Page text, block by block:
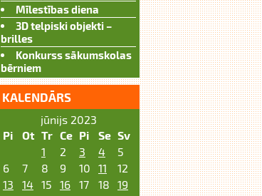
Mīlestības diena
3D telpiski objekti –
brilles
Konkurss sākumskolas
bērniem
KALENDĀRS
jūnijs 2023
Pi
Ot Tr Ce Pi Se Sv
1
2 3 4
5
6
7 8 9 10 11
12
13
14 15 16 17 18
19